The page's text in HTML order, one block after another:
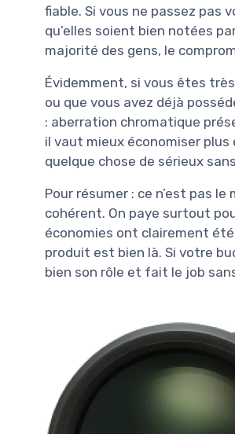
fiable. Si vous ne passez pas
qu’elles soient bien notées
majorité des gens, le
Évidemment, si vous êtes
ou que vous avez déjà
: aberration chromatique
il vaut mieux économiser
quelque chose de sérieux
Pour résumer : ce n’est pas
cohérent. On paye surtout
économies ont clairement
produit est bien là. Si votre
bien son rôle et fait le job